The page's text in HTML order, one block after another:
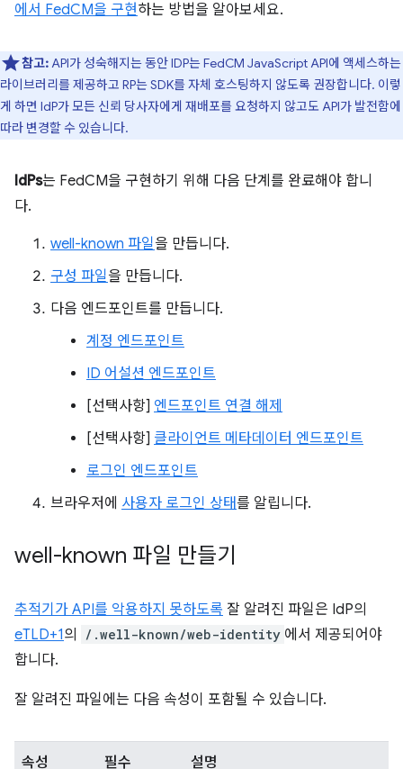
에서 FedCM을 구현하는 방법을 알아보세요.
참고:API가 성숙해지는 동안 IDP는 FedCM JavaScript API에 액세스하는
라이브러리를 제공하고 RP는 SDK를 자체 호스팅하지 않도록 권장합니다. 이렇
게 하면 IdP가 모든 신뢰 당사자에게 재배포를 요청하지 않고도 API가 발전함에
따라 변경할 수 있습니다.
IdPs는 FedCM을 구현하기 위해 다음 단계를 완료해야 합니
다.
well-known 파일을 만듭니다.
구성 파일을 만듭니다.
다음 엔드포인트를 만듭니다.
계정 엔드포인트
ID 어설션 엔드포인트
[선택사항] 엔드포인트 연결 해제
[선택사항] 클라이언트 메타데이터 엔드포인트
로그인 엔드포인트
브라우저에 사용자 로그인 상태를 알립니다.
well-known 파일 만들기
추적기가 API를 악용하지 못하도록 잘 알려진 파일은 IdP의
eTLD+1의 /.well-known/web-identity 에서 제공되어야
합니다.
잘 알려진 파일에는 다음 속성이 포함될 수 있습니다.
속성 필수 설명